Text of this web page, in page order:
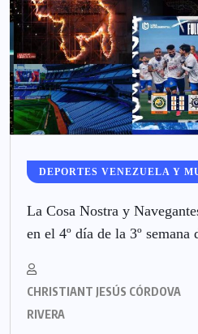
DEPORTES VENEZUELA Y
La Cosa Nostra y
en el 4º día de la 3º
CHRISTIANT JESÚS CÓRDOVA
RIVERA